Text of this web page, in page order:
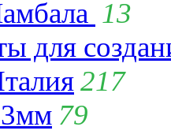
13
для
217
79